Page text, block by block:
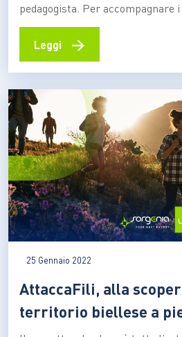
pedagogista. Per accompagnare
crescita in modo libero e attento
all’educazione di genere, con la
una bici, per poter fare
Leggi →
25 Gennaio 2022
AttaccaFili, alla
territorio biellese a